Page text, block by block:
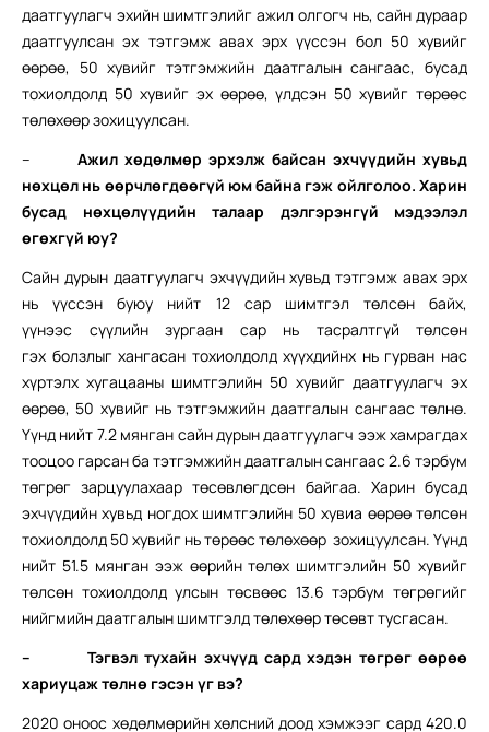
даатгуулагч эхийн шимтгэлийг ажил олгогч нь, сайн дураар
даатгуулсан эх тэтгэмж авах эрх үүссэн бол 50 хувийг
өөрөө, 50 хувийг тэтгэмжийн даатгалын сангаас, бусад
тохиолдолд 50 хувийг эх өөрөө, үлдсэн 50 хувийг төрөөс
төлөхөөр зохицуулсан.
– Ажил хөдөлмөр эрхэлж байсан эхчүүдийн хувьд
нөхцөл нь өөрчлөгдөөгүй юм байна гэж ойлголоо. Харин
бусад нөхцөлүүдийн талаар дэлгэрэнгүй мэдээлэл
өгөхгүй юу?
Сайн дурын даатгуулагч эхчүүдийн хувьд тэтгэмж авах эрх
нь үүссэн буюу нийт 12 сар шимтгэл төлсөн байх,
үүнээс сүүлийн зургаан сар нь тасралтгүй төлсөн
гэх болзлыг хангасан тохиолдолд хүүхдийнх нь гурван нас
хүртэлх хугацааны шимтгэлийн 50 хувийг даатгуулагч эх
өөрөө, 50 хувийг нь тэтгэмжийн даатгалын сангаас төлнө.
Үүнд нийт 7.2 мянган сайн дурын даатгуулагч ээж хамрагдах
тооцоо гарсан ба тэтгэмжийн даатгалын сангаас 2.6 тэрбум
төгрөг зарцуулахаар төсөвлөгдсөн байгаа. Харин бусад
эхчүүдийн хувьд ногдох шимтгэлийн 50 хувиа өөрөө төлсөн
тохиолдолд 50 хувийг нь төрөөс төлөхөөр зохицуулсан. Үүнд
нийт 51.5 мянган ээж өөрийн төлөх шимтгэлийн 50 хувийг
төлсөн тохиолдолд улсын төсвөөс 13.6 тэрбум төгрөгийг
нийгмийн даатгалын шимтгэлд төлөхөөр төсөвт тусгасан.
– Тэгвэл тухайн эхчүүд сард хэдэн төгрөг өөрөө
хариуцаж төлнө гэсэн үг вэ?
2020 оноос хөдөлмөрийн хөлсний доод хэмжээг сард 420.0